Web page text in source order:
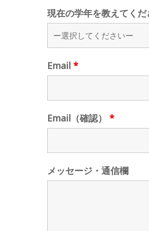
現在の学年を教えてくだ
Email *
Email（確認） *
メッセージ・通信欄